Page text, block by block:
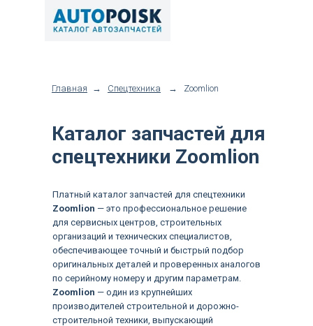
Главная Спецтехника
→ → Zoomlion
Платный каталог запчастей для спецтехники
Zoomlion — это профессиональное решение
для сервисных центров, строительных
организаций и технических специалистов,
обеспечивающее точный и быстрый подбор
оригинальных деталей и проверенных аналогов
по серийному номеру и другим параметрам.
Zoomlion — один из крупнейших
производителей строительной и дорожно-
строительной техники, выпускающий
Каталог запчастей для
спецтехники Zoomlion